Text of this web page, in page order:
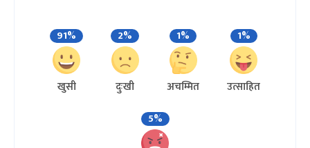
91%
खुसी
2%
दुःखी
1%
अचम्मित
1%
उत्साहित
5%